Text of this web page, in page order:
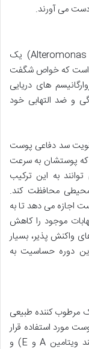
می آورند.
عصاره مخمر آلتراموناس (Alteromonas Ferment Extract) یک
است که خواص شگفت
های دریایی
و ضد التهابی خود
سد دفاعی پوست
که پوستشان به سرعت
به این ترکیب
محیطی محافظت کند.
اجازه می دهد تا به
موجود را کاهش
پذیر، بسیار
دوره حساسیت به
مرطوب کننده طبیعی
مورد استفاده قرار
گرفته است. این ماده سرشار از ویتامین ها (مانند ویتامین A و E) و